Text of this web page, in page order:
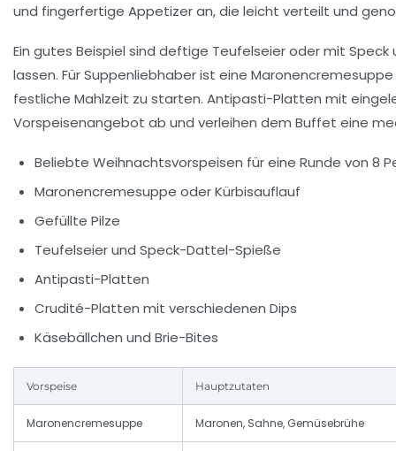
und fingerfertige Appetizer an, die leicht verteilt und
Ein gutes Beispiel sind deftige Teufelseier oder mit
lassen. Für Suppenliebhaber ist eine
festliche Mahlzeit zu starten. Antipasti-Platten mit
Vorspeisenangebot ab und verleihen dem Buffet eine
Beliebte Weihnachtsvorspeisen für eine Runde von 8
Maronencremesuppe oder Kürbisauflauf
Gefüllte Pilze
Teufelseier und Speck-Dattel-Spieße
Antipasti-Platten
Crudité-Platten mit verschiedenen Dips
Käsebällchen und Brie-Bites
Vorspeise Hauptzutaten
Maronencremesuppe Maronen, Sahne, Gemüsebrühe